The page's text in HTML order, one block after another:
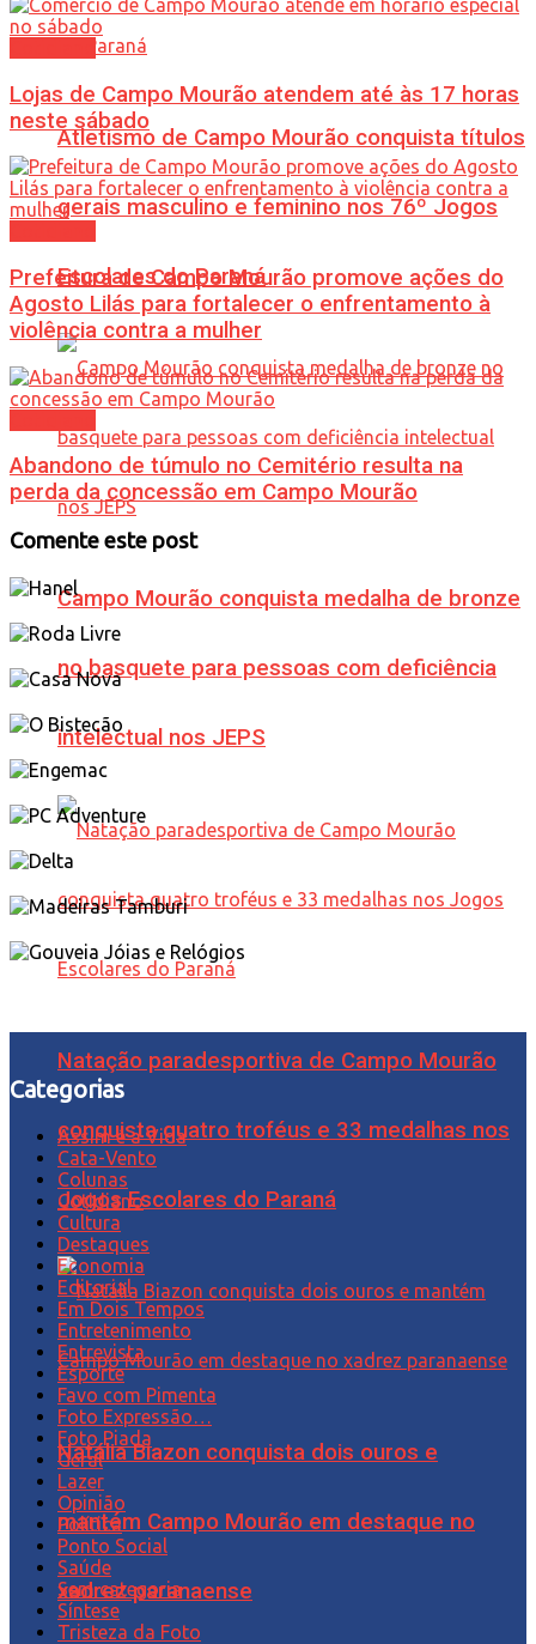
Atletismo de Campo Mourão conquista títulos
gerais masculino e feminino nos 76º Jogos
Escolares do Paraná
Campo Mourão conquista medalha de bronze
no basquete para pessoas com deficiência
intelectual nos JEPS
Natação paradesportiva de Campo Mourão
conquista quatro troféus e 33 medalhas nos
Jogos Escolares do Paraná
Natália Biazon conquista dois ouros e
mantém Campo Mourão em destaque no
xadrez paranaense
Lojas de Campo Mourão atendem até às 17 horas
neste sábado
Prefeitura de Campo Mourão promove ações do
Agosto Lilás para fortalecer o enfrentamento à
violência contra a mulher
Abandono de túmulo no Cemitério resulta na
perda da concessão em Campo Mourão
Comente este post
Categorias
Assim é a Vida
Cata-Vento
Colunas
Cotidiano
Cultura
Destaques
Economia
Editorial
Em Dois Tempos
Entretenimento
Entrevista
Esporte
Favo com Pimenta
Foto Expressão…
Foto Piada
Geral
Lazer
Opinião
Política
Ponto Social
Saúde
Sem categoria
Síntese
Tristeza da Foto